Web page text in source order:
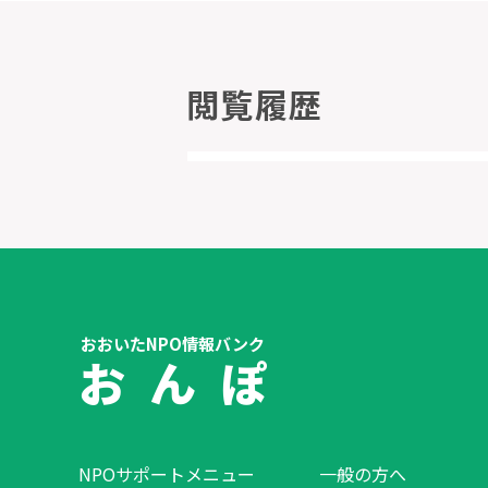
閲覧履歴
おおいたNPO情報バンク
お ん ぽ
NPOサポートメニュー 一般の方へ